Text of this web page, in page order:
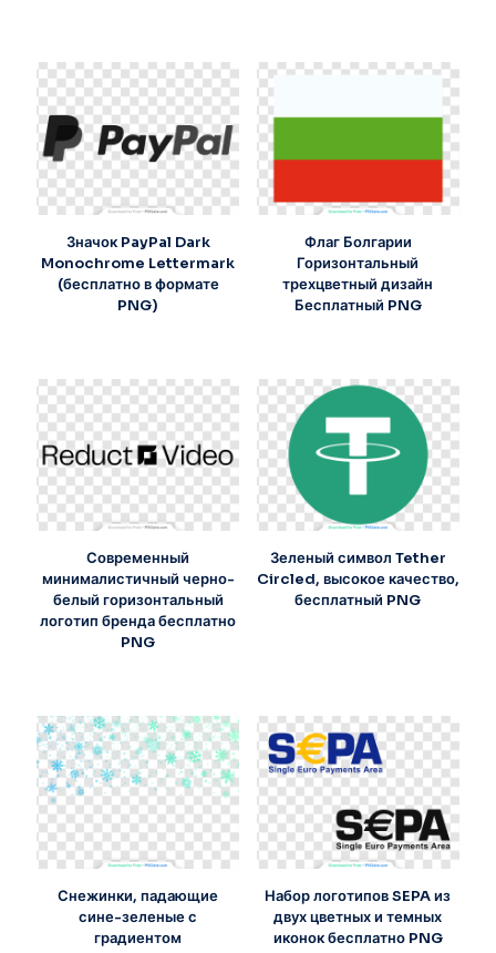
Значок PayPal Dark
Monochrome Lettermark
(бесплатно в формате
PNG)
Флаг Болгарии
Горизонтальный
трехцветный дизайн
Бесплатный PNG
Современный
минималистичный черно-
белый горизонтальный
логотип бренда бесплатно
PNG
Зеленый символ Tether
Circled, высокое качество,
бесплатный PNG
Снежинки, падающие
сине-зеленые с
градиентом
Набор логотипов SEPA из
двух цветных и темных
иконок бесплатно PNG